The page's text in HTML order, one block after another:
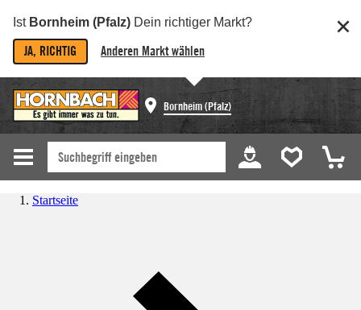
Ist Bornheim (Pfalz) Dein richtiger Markt?
JA, RICHTIG Anderen Markt wählen
Bornheim (Pfalz)
Startseite